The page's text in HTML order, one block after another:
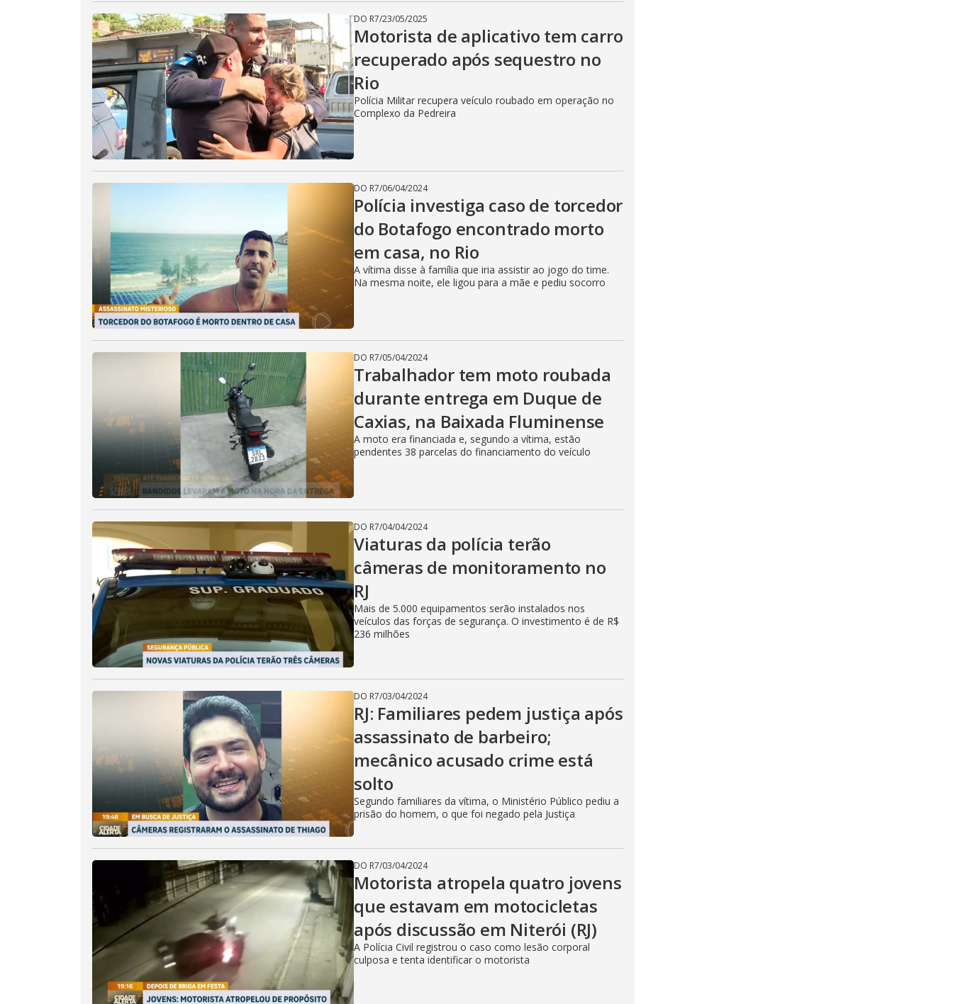
DO R7/23/05/2025
Motorista de aplicativo tem carro
recuperado após sequestro no
Rio
Polícia Militar recupera veículo roubado em operação no
Complexo da Pedreira
DO R7/06/04/2024
Polícia investiga caso de torcedor
do Botafogo encontrado morto
em casa, no Rio
A vítima disse à família que iria assistir ao jogo do time.
Na mesma noite, ele ligou para a mãe e pediu socorro
DO R7/05/04/2024
Trabalhador tem moto roubada
durante entrega em Duque de
Caxias, na Baixada Fluminense
A moto era financiada e, segundo a vítima, estão
pendentes 38 parcelas do financiamento do veículo
DO R7/04/04/2024
Viaturas da polícia terão
câmeras de monitoramento no
RJ
Mais de 5.000 equipamentos serão instalados nos
veículos das forças de segurança. O investimento é de R$
236 milhões
DO R7/03/04/2024
RJ: Familiares pedem justiça após
assassinato de barbeiro;
mecânico acusado crime está
solto
Segundo familiares da vítima, o Ministério Público pediu a
prisão do homem, o que foi negado pela Justiça
DO R7/03/04/2024
Motorista atropela quatro jovens
que estavam em motocicletas
após discussão em Niterói (RJ)
A Polícia Civil registrou o caso como lesão corporal
culposa e tenta identificar o motorista